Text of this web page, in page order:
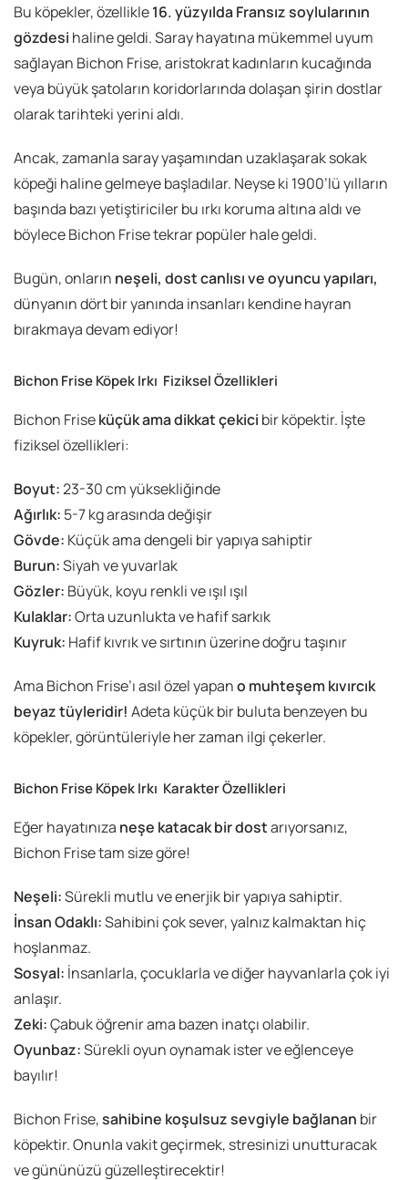
Bu köpekler, özellikle16. yüzyılda Fransız soylularının
gözdesi haline geldi. Saray hayatına mükemmel uyum
sağlayan Bichon Frise, aristokrat kadınların kucağında
veya büyük şatoların koridorlarında dolaşan şirin dostlar
olarak tarihteki yerini aldı.
Ancak, zamanla saray yaşamından uzaklaşarak sokak
köpeği haline gelmeye başladılar. Neyse ki 1900’lü yılların
başında bazı yetiştiriciler bu ırkı koruma altına aldı ve
böylece Bichon Frise tekrar popüler hale geldi.
Bugün, onların neşeli, dost canlısı ve oyuncu yapıları,
dünyanın dört bir yanında insanları kendine hayran
bırakmaya devam ediyor!
Bichon Frise Köpek Irkı Fiziksel Özellikleri
Bichon Friseküçük ama dikkat çekici bir köpektir. İşte
fiziksel özellikleri:
Boyut:23-30 cm yüksekliğinde
Ağırlık: 5-7 kg arasında değişir
Gövde: Küçük ama dengeli bir yapıya sahiptir
Burun:Siyah ve yuvarlak
Gözler: Büyük, koyu renkli ve ışıl ışıl
Kulaklar:Orta uzunlukta ve hafif sarkık
Kuyruk: Hafif kıvrık ve sırtının üzerine doğru taşınır
Ama Bichon Frise’ı asıl özel yapano muhteşem kıvırcık
beyaz tüyleridir! Adeta küçük bir buluta benzeyen bu
köpekler, görüntüleriyle her zaman ilgi çekerler.
Bichon Frise Köpek Irkı Karakter Özellikleri
Eğer hayatınıza neşe katacak bir dostarıyorsanız,
Bichon Frise tam size göre!
Neşeli:Sürekli mutlu ve enerjik bir yapıya sahiptir.
İnsan Odaklı:Sahibini çok sever, yalnız kalmaktan hiç
hoşlanmaz.
Sosyal: İnsanlarla, çocuklarla ve diğer hayvanlarla çok iyi
anlaşır.
Zeki:Çabuk öğrenir ama bazen inatçı olabilir.
Oyunbaz:Sürekli oyun oynamak ister ve eğlenceye
bayılır!
Bichon Frise,sahibine koşulsuz sevgiyle bağlanan bir
köpektir. Onunla vakit geçirmek, stresinizi unutturacak
ve gününüzü güzelleştirecektir!